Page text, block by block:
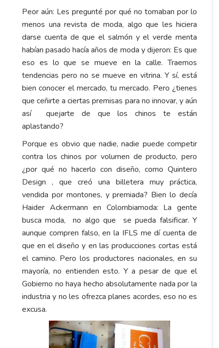
Peor aún: Les pregunté por qué no tomaban por lo
menos una revista de moda, algo que les hiciera
darse cuenta de que el salmón y el verde menta
habían pasado hacía años de moda y dijeron: Es que
eso es lo que se mueve en la calle. Traemos
tendencias pero no se mueve en vitrina. Y sí, está
bien conocer el mercado, tu mercado. Pero ¿tienes
que ceñirte a ciertas premisas para no innovar, y aún
así quejarte de que los chinos te están
aplastando?
Porque es obvio que nadie, nadie puede competir
contra los chinos por volumen de producto, pero
¿por qué no hacerlo con diseño, como Quintero
Design , que creó una billetera muy práctica,
vendida por montones, y premiada? Bien lo decía
Haider Ackermann en Colombiamoda: La gente
busca moda, no algo que se pueda falsificar. Y
aunque compren falso, en la IFLS me dí cuenta de
que en el diseño y en las producciones cortas está
el camino. Pero los productores nacionales, en su
mayoría, no entienden esto. Y a pesar de que el
Gobierno no haya hecho absolutamente nada por la
industria y no les ofrezca planes acordes, eso no es
excusa.